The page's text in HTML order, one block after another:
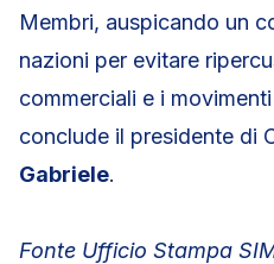
Membri, auspicando un
nazioni per evitare
commerciali e i
conclude il presidente di
Gabriele.
Fonte Ufficio Stampa